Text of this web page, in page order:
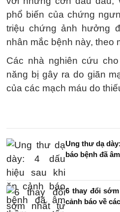
phổ biến của chứng
triệu chứng ảnh hưởng
nhân mắc bệnh này, theo
Các nhà nghiên cứu
năng bị gây ra do giãn
của các mạch máu do
Ung thư dạ
báo bệnh đã
6 thay đổi
cảnh báo về